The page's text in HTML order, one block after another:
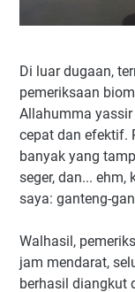
Di luar dugaan,
pemeriksaan
Allahumma
cepat dan efektif.
banyak yang
seger, dan...
saya: ganteng-
Walhasil,
jam mendarat,
berhasil diangkut